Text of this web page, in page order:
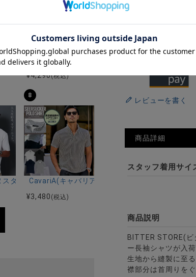
ドカラー半袖シャツ＆イージーパンツ/全2色
ャツ/全4色
リア)12Gミラノリブクルーネックドルマンハーフスリ
CavariA(キャバリア)コットンリネンホリゾンタ
¥4,290(税込)
ットンタッチクルーネック半袖Tシャツ/全2色
スタ)クルーネック半袖ニット/3色
8
CavariA(キャバリア)ワイヤー入りイタリアンカ
¥3,480 (税込)
レビューを書く
商品詳細
スタッフ着用サイ
商品説明
BITTER STORE(
ー長袖シャツが入荷
生地から縫製に至
襟部分は首周りを